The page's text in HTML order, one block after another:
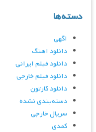
دسته‌ها
اگهی
دانلود اهنگ
دانلود فیلم ایرانی
دانلود فیلم خارجی
دانلود کارتون
دسته‌بندی نشده
سریال خارجی
کمدی